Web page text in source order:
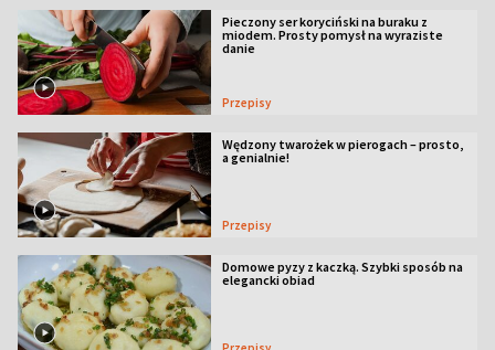
Pieczony ser koryciński na buraku z
miodem. Prosty pomysł na wyraziste
danie
Przepisy
Wędzony twarożek w pierogach – prosto,
a genialnie!
Przepisy
Domowe pyzy z kaczką. Szybki sposób na
elegancki obiad